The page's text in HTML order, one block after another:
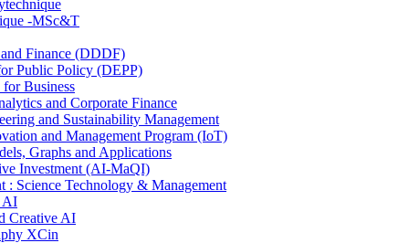
-MSc&T
Finance (DDDF)
Public Policy (DEPP)
Business
and Corporate Finance
and Sustainability Management
and Management Program (IoT)
Graphs and Applications
Investment (AI-MaQI)
Science Technology & Management
AI
Creative AI
XCin